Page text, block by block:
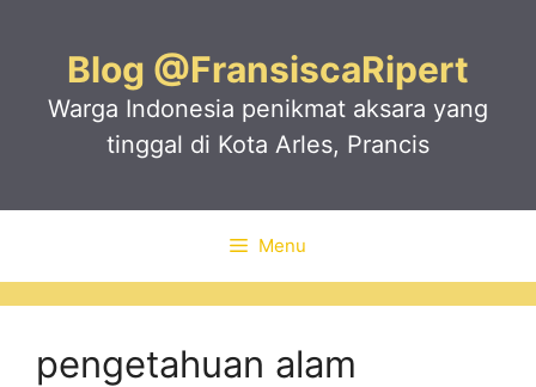
Blog @FransiscaRipert
Warga Indonesia penikmat aksara yang
tinggal di Kota Arles, Prancis
Menu
pengetahuan alam